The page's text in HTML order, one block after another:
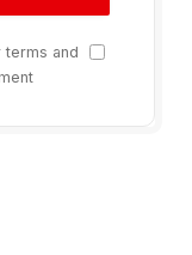
terms and